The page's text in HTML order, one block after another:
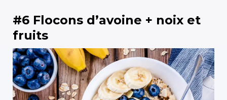
#6 Flocons d’avoine + noix et
fruits